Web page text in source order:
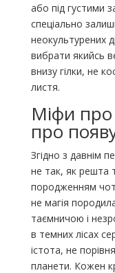
або під густими
спеціально
неокультурених
вибрати якийсь
внизу гілки, не
листя.
Міфи
про
Згідно з давнім
не так, як решта
породженням
не магія
таємничою і
в темних лісах
істота, не
планети. Кожен